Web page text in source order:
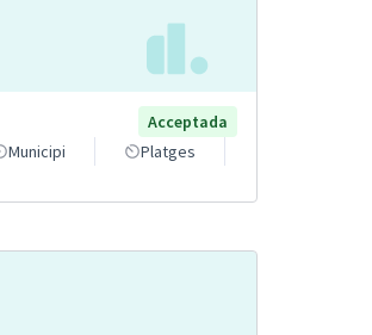
Acceptada
Municipi
Platges